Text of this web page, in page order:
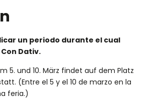
un periodo durante el cual
Dativ.
5. und 10. März findet auf dem Platz
(Entre el 5 y el 10 de marzo en la
feria.)